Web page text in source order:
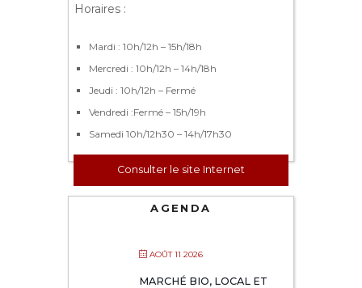
Horaires :
Mardi : 10h/12h – 15h/18h
Mercredi : 10h/12h – 14h/18h
Jeudi : 10h/12h – Fermé
Vendredi :Fermé – 15h/19h
Samedi 10h/12h30 – 14h/17h30
Consulter le site Internet
AGENDA
AOÛT 11 2026
MARCHÉ BIO, LOCAL ET